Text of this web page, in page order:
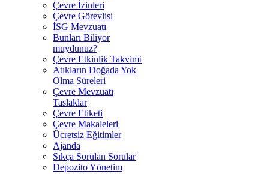
Çevre İzinleri
Çevre Görevlisi
İSG Mevzuatı
Bunları Biliyor
muydunuz?
Çevre Etkinlik Takvimi
Atıkların Doğada Yok
Olma Süreleri
Çevre Mevzuatı
Taslaklar
Çevre Etiketi
Çevre Makaleleri
Ücretsiz Eğitimler
Ajanda
Sıkça Sorulan Sorular
Depozito Yönetim